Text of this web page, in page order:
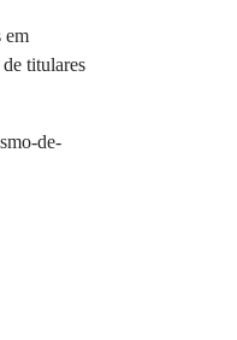
em
titulares
de-